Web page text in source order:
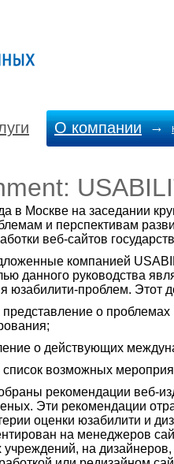
О компании →
в Москве на заседании
и перспективам
веб-сайтов
компанией
данного руководства
юзабилити-проблем. Этот
о проблемах
о действующих
возможных
рекомендации веб-
Эти рекомендации
оценки юзабилити и
на менеджеров
учреждений, на